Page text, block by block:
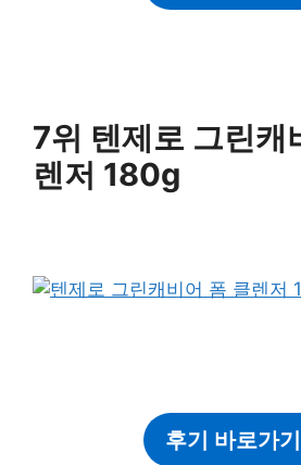
7위 텐제로 그린캐
렌저 180g
후기 바로가기